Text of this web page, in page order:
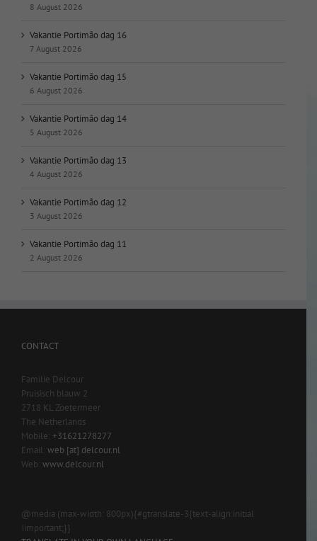
8 August 2026
Vakantie Portimão dag 16
7 August 2026
Vakantie Portimão dag 15
6 August 2026
Vakantie Portimão dag 14
5 August 2026
Vakantie Portimão dag 13
4 August 2026
Vakantie Portimão dag 12
3 August 2026
Vakantie Portimão dag 11
2 August 2026
CONTACT
Familie Delcour
Pruisisch blauw 2
2718 KL Zoetermeer
The Netherlands
Mobile: +31621278277
Email: web [at] delcour.nl
Web: www.delcour.nl
@media (max-width: 800px){#gtranslate-3{text-align:initial
!important;}}